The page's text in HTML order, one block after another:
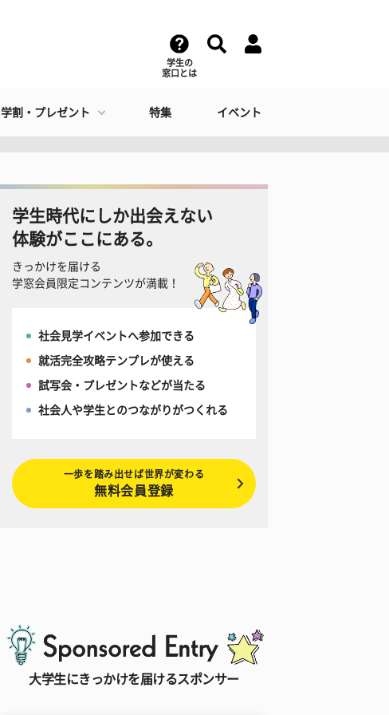
学生の
窓口とは
学割・プレゼント 特集 イベント
学生時代にしか出会えない
体験がここにある。
きっかけを届ける
学窓会員限定コンテンツが満載！
社会見学イベントへ参加できる
就活完全攻略テンプレが使える
試写会・プレゼントなどが当たる
社会人や学生とのつながりがつくれる
一歩を踏み出せば世界が変わる
無料会員登録
大学生にきっかけを届けるスポンサー